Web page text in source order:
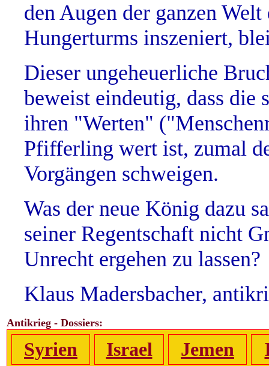
den Augen der ganzen
Hungerturms inszeniert,
Dieser ungeheuerliche
beweist eindeutig, dass
ihren "Werten"
Pfifferling wert ist, zumal
Vorgängen schweigen.
Was der neue König dazu
seiner Regentschaft nicht
Unrecht ergehen zu lassen?
Klaus Madersbacher,
Antikrieg - Dossiers:
Syrien Israel Jemen